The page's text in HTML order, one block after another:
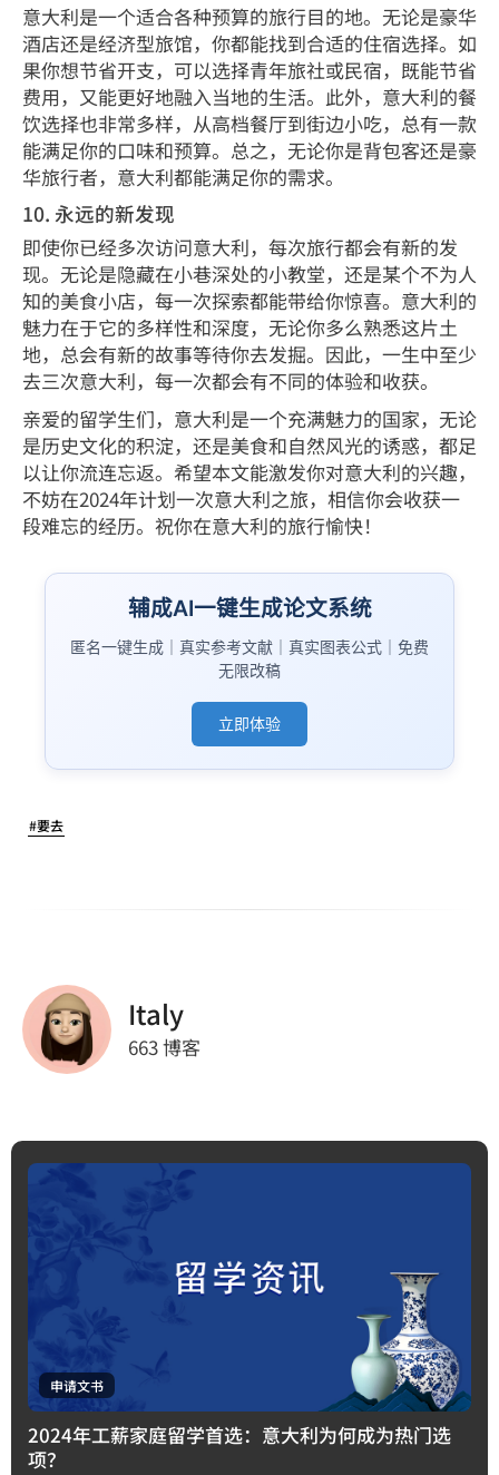
意大利是一个适合各种预算的旅行目的地。无论是豪华
酒店还是经济型旅馆，你都能找到合适的住宿选择。如
果你想节省开支，可以选择青年旅社或民宿，既能节省
费用，又能更好地融入当地的生活。此外，意大利的餐
饮选择也非常多样，从高档餐厅到街边小吃，总有一款
能满足你的口味和预算。总之，无论你是背包客还是豪
华旅行者，意大利都能满足你的需求。
10. 永远的新发现
即使你已经多次访问意大利，每次旅行都会有新的发
现。无论是隐藏在小巷深处的小教堂，还是某个不为人
知的美食小店，每一次探索都能带给你惊喜。意大利的
魅力在于它的多样性和深度，无论你多么熟悉这片土
地，总会有新的故事等待你去发掘。因此，一生中至少
去三次意大利，每一次都会有不同的体验和收获。
亲爱的留学生们，意大利是一个充满魅力的国家，无论
是历史文化的积淀，还是美食和自然风光的诱惑，都足
以让你流连忘返。希望本文能激发你对意大利的兴趣，
不妨在2024年计划一次意大利之旅，相信你会收获一
段难忘的经历。祝你在意大利的旅行愉快！
辅成AI一键生成论文系统
匿名一键生成｜真实参考文献｜真实图表公式｜免费
无限改稿
立即体验
#要去
Italy
663 博客
申请文书
2024年工薪家庭留学首选：意大利为何成为热门选
项？